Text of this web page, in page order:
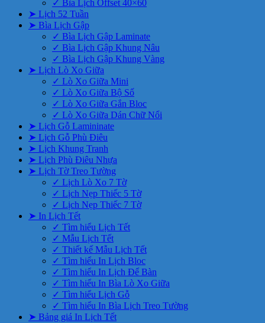
✓ Bìa Lịch Offset 40×60
➤ Lịch 52 Tuần
➤ Bìa Lịch Gập
✓ Bìa Lịch Gập Laminate
✓ Bìa Lịch Gập Khung Nâu
✓ Bìa Lịch Gập Khung Vàng
➤ Lịch Lò Xo Giữa
✓ Lò Xo Giữa Mini
✓ Lò Xo Giữa Bộ Số
✓ Lò Xo Giữa Gắn Bloc
✓ Lò Xo Giữa Dán Chữ Nổi
➤ Lịch Gỗ Lamininate
➤ Lịch Gỗ Phù Điêu
➤ Lịch Khung Tranh
➤ Lịch Phù Điêu Nhựa
➤ Lịch Tờ Treo Tường
✓ Lịch Lò Xo 7 Tờ
✓ Lịch Nẹp Thiếc 5 Tờ
✓ Lịch Nẹp Thiếc 7 Tờ
➤ In Lịch Tết
✓ Tìm hiểu Lịch Tết
✓ Mẫu Lịch Tết
✓ Thiết kế Mẫu Lịch Tết
✓ Tìm hiểu In Lịch Bloc
✓ Tìm hiểu In Lịch Để Bàn
✓ Tìm hiểu In Bìa Lò Xo Giữa
✓ Tìm hiểu Lịch Gỗ
✓ Tìm hiểu In Bìa Lịch Treo Tường
➤ Bảng giá In Lịch Tết